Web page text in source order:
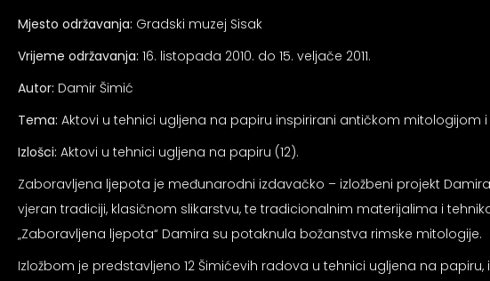
Mjesto održavanja: Gradski muzej Sisak
Vrijeme održavanja: 16. listopada 2010. do 15. veljače 2011.
Autor: Damir Šimić
Tema: Aktovi u tehnici ugljena na papiru inspirirani antičkom mitologijom
Izlošci: Aktovi u tehnici ugljena na papiru (12).
Zaboravljena ljepota je međunarodni izdavačko – izložbeni projekt
vjeran tradiciji, klasičnom slikarstvu, te tradicionalnim materijalima i
„Zaboravljena ljepota“ Damira su potaknula božanstva rimske mitologije.
Izložbom je predstavljeno 12 Šimićevih radova u tehnici ugljena na
za slijepe